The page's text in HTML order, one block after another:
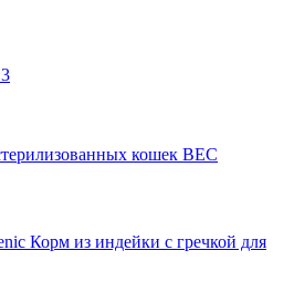
кошек ВЕС
Корм из индейки с гречкой для